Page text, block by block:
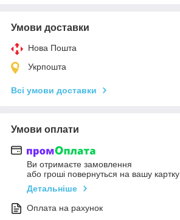
Умови доставки
Нова Пошта
Укрпошта
Всі умови доставки
Умови оплати
Ви отримаєте замовлення
або гроші повернуться на вашу картку
Детальніше
Оплата на рахунок